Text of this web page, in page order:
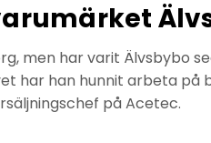
men har varit Älvsbybo
har han hunnit arbeta på
på Acetec.